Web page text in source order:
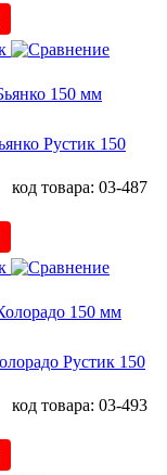
Рустик 150
код товара: 03-487
Рустик 150
код товара: 03-493